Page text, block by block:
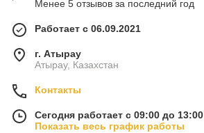
Менее 5 отзывов за последний год
Работает с 06.09.2021
г. Атырау
Атырау, Казахстан
Контакты
Сегодня работает с 09:00 до 13:00
Показать весь график работы